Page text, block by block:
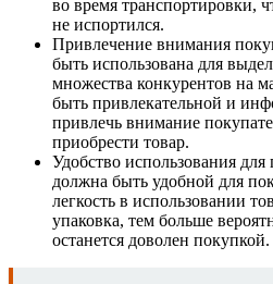
во время транспортировки,
не испортился.
Привлечение внимания
быть использована для
множества конкурентов на
быть привлекательной и
привлечь внимание
приобрести товар.
Удобство использования
должна быть удобной для
легкость в использовании
упаковка, тем больше
останется доволен покупкой.